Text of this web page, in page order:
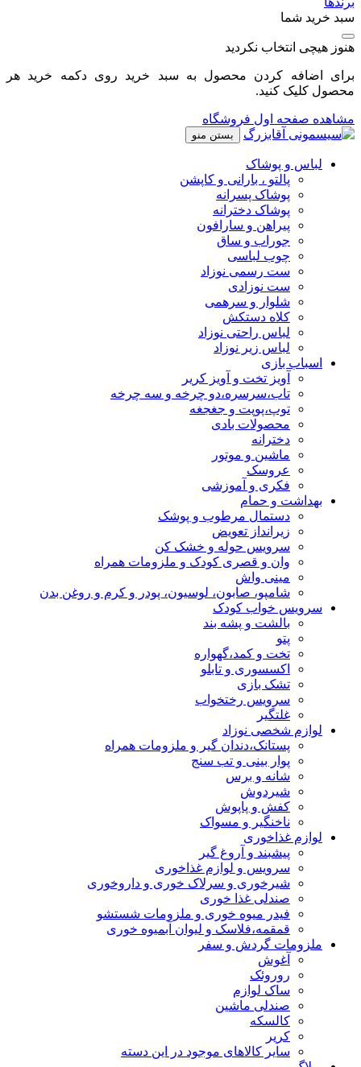
سبد خرید شما
هنوز هیچی انتخاب نکردید
برای اضافه کردن محصول به سبد خرید روی دکمه خرید هر
محصول کلیک کنید.
مشاهده صفحه اول فروشگاه
بستن منو
لباس و پوشاک
پالتو ، بارانی و کاپشن
پوشاک پسرانه
پوشاک دخترانه
پیراهن و سارافون
جوراب و ساق
چوب لباسی
ست رسمی نوزاد
ست نوزادی
شلوار و سرهمی
کلاه دستکش
لباس راحتی نوزاد
لباس زیر نوزاد
اسباب بازی
آویز تخت و آویز کریر
تاب،سرسره،دو چرخه و سه چرخه
توپ،پوپت و جغجغه
محصولات بادی
دخترانه
ماشین و موتور
عروسک
فکری و آموزشی
بهداشت و حمام
دستمال مرطوب و پوشک
زیرانداز تعویض
سرویس حوله و خشک کن
وان و قصری کودک و ملزومات همراه
مینی واش
شامپو، صابون، لوسیون، پودر و کرم و روغن بدن
سرویس خواب کودک
بالشت و پشه بند
پتو
تخت و کمد،گهواره
اکسسوری و تابلو
تشک بازی
سرویس رختخواب
غلتگیر
لوازم شخصی نوزاد
پستانک،دندان گیر و ملزومات همراه
پوار بینی و تب سنج
شانه و برس
شیردوش
کفش و پاپوش
ناخنگیر و مسواک
لوازم غذاخوری
پیشبند و آروغ گیر
سرویس و لوازم غذاخوری
شیرخوری و سرلاک خوری و داروخوری
صندلی غذا خوری
فیدر میوه خوری و ملزومات شستشو
قمقمه،فلاسک و لیوان آبمیوه خوری
ملزومات گردش و سفر
آغوش
روروئک
ساک لوازم
صندلی ماشین
کالسکه
کریر
سایر کالاهای موجود در این دسته